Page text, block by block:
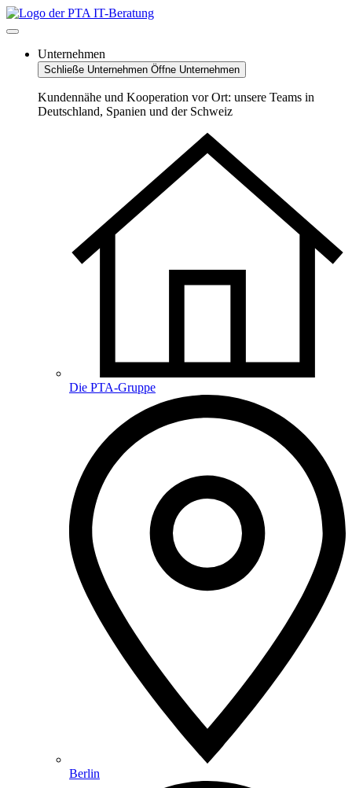
Zum
Inhalt
Unternehmen
Schließe Unternehmen Öffne Unternehmen
Kundennähe und Kooperation vor Ort: unsere Teams in
Deutschland, Spanien und der Schweiz
Die PTA-Gruppe
Berlin